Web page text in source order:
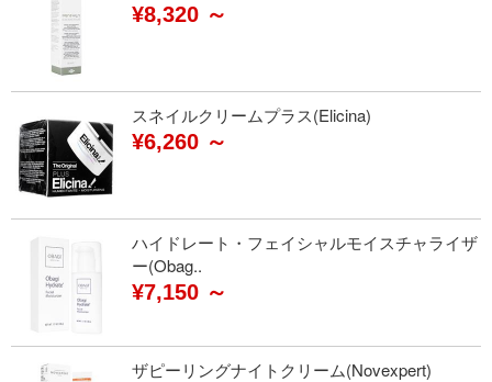
¥8,320 ～
スネイルクリームプラス(Elicina)
¥6,260 ～
ハイドレート・フェイシャルモイスチャライザ
ー(Obag..
¥7,150 ～
ザピーリングナイトクリーム(Novexpert)